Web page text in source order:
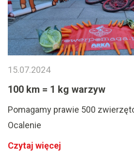
15.07.2024
100 km = 1 kg warzyw
Pomagamy prawie 500
Ocalenie
Czytaj więcej